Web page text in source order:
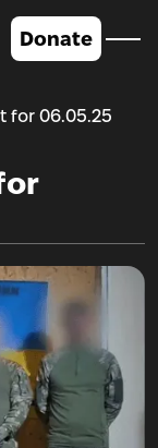
Donate
for 06.05.25